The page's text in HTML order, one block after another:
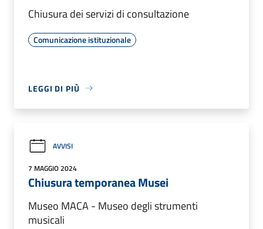
Chiusura dei servizi di consultazione
Comunicazione istituzionale
LEGGI DI PIÙ
AVVISI
7 MAGGIO 2024
Chiusura temporanea Musei
Museo MACA - Museo degli strumenti
musicali